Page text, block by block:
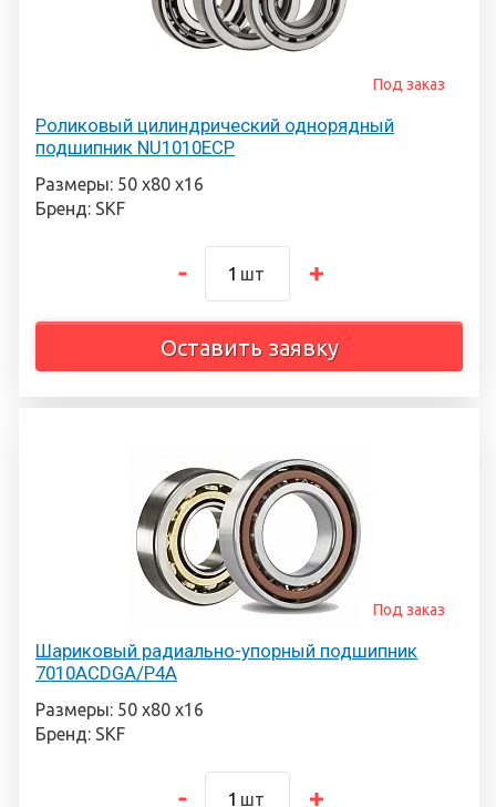
Роликовый цилиндрический однорядный
подшипник NU1010ECP
Под заказ
Размеры: 50 х80 х16
Бренд: SKF
шт
Оставить заявку
Шариковый радиально-упорный подшипник
7010ACDGA/P4A
Под заказ
Размеры: 50 х80 х16
Бренд: SKF
шт